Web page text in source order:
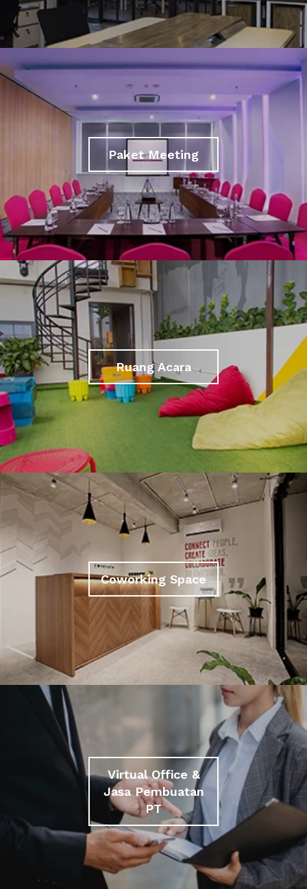
Paket Meeting
Ruang Acara
Coworking Space
Virtual Office &
Jasa Pembuatan
PT